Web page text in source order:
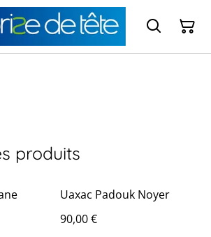
produits
Uaxac Padouk Noyer
90,00 €